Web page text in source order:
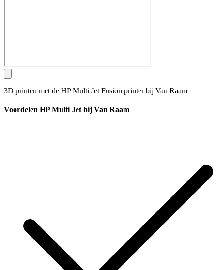
3D printen met de HP Multi Jet Fusion printer bij Van Raam
Voordelen HP Multi Jet bij Van Raam